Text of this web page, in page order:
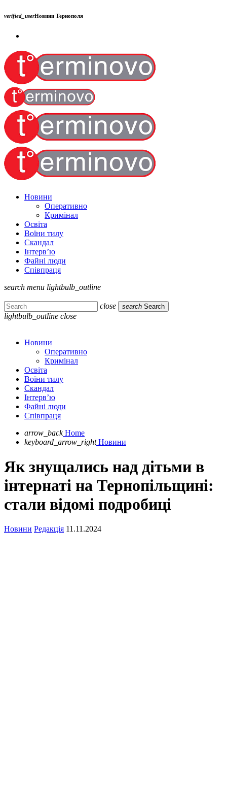
verified_userНовини Тернополя
Новини
Оперативно
Кримінал
Освіта
Воїни тилу
Скандал
Інтерв’ю
Файні люди
Співпраця
search menu lightbulb_outline
close search Search
lightbulb_outline close
Новини
Оперативно
Кримінал
Освіта
Воїни тилу
Скандал
Інтерв’ю
Файні люди
Співпраця
arrow_back Home
keyboard_arrow_right Новини
Як знущались над дітьми в
інтернаті на Тернопільщині:
стали відомі подробиці
Новини Редакція 11.11.2024